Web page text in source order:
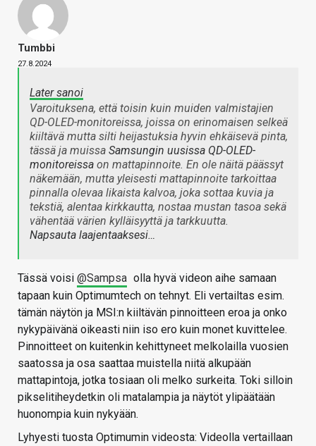
Tumbbi
27.8.2024
Later sanoi
Varoituksena, että toisin kuin muiden valmistajien
QD-OLED-monitoreissa, joissa on erinomaisen selkeä
kiiltävä mutta silti heijastuksia hyvin ehkäisevä pinta,
tässä ja muissa Samsungin uusissa QD-OLED-
monitoreissa on mattapinnoite. En ole näitä päässyt
näkemään, mutta yleisesti mattapinnoite tarkoittaa
pinnalla olevaa likaista kalvoa, joka sottaa kuvia ja
tekstiä, alentaa kirkkautta, nostaa mustan tasoa sekä
vähentää värien kylläisyyttä ja tarkkuutta.
Napsauta laajentaaksesi…
Tässä voisi @Sampsa olla hyvä videon aihe samaan
tapaan kuin Optimumtech on tehnyt. Eli vertailtas esim.
tämän näytön ja MSI:n kiiltävän pinnoitteen eroa ja onko
nykypäivänä oikeasti niin iso ero kuin monet kuvittelee.
Pinnoitteet on kuitenkin kehittyneet melkolailla vuosien
saatossa ja osa saattaa muistella niitä alkupään
mattapintoja, jotka tosiaan oli melko surkeita. Toki silloin
pikselitiheydetkin oli matalampia ja näytöt ylipäätään
huonompia kuin nykyään.
Lyhyesti tuosta Optimumin videosta: Videolla vertaillaan